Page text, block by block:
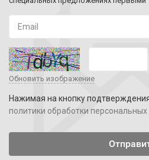
Обновить изображение
Нажимая на кнопку
политики обработки